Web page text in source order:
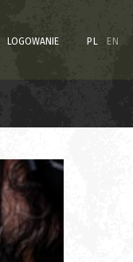
LOGOWANIE PL EN